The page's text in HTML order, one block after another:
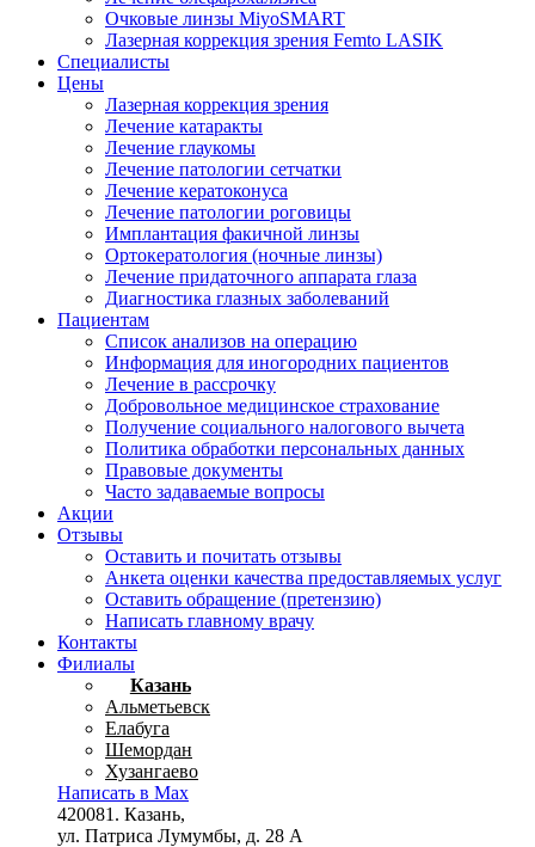
Очковые линзы MiyoSMART
Лазерная коррекция зрения Femto LASIK
Специалисты
Цены
Лазерная коррекция зрения
Лечение катаракты
Лечение глаукомы
Лечение патологии сетчатки
Лечение кератоконуса
Лечение патологии роговицы
Имплантация факичной линзы
Ортокератология (ночные линзы)
Лечение придаточного аппарата глаза
Диагностика глазных заболеваний
Пациентам
Список анализов на операцию
Информация для иногородних пациентов
Лечение в рассрочку
Добровольное медицинское страхование
Получение социального налогового вычета
Политика обработки персональных данных
Правовые документы
Часто задаваемые вопросы
Акции
Отзывы
Оставить и почитать отзывы
Анкета оценки качества предоставляемых услуг
Оставить обращение (претензию)
Написать главному врачу
Контакты
Филиалы
Казань
Альметьевск
Елабуга
Шемордан
Хузангаево
Написать в Max
420081. Казань,
ул. Патриса Лумумбы, д. 28 А